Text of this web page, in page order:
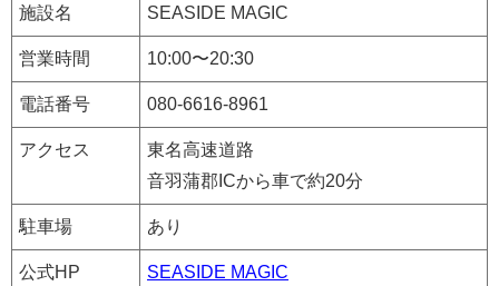
施設名 SEASIDE MAGIC
営業時間 10:00〜20:30
電話番号 080-6616-8961
アクセス
東名高速道路
音羽蒲郡ICから車で約20分
駐車場 あり
公式HP SEASIDE MAGIC